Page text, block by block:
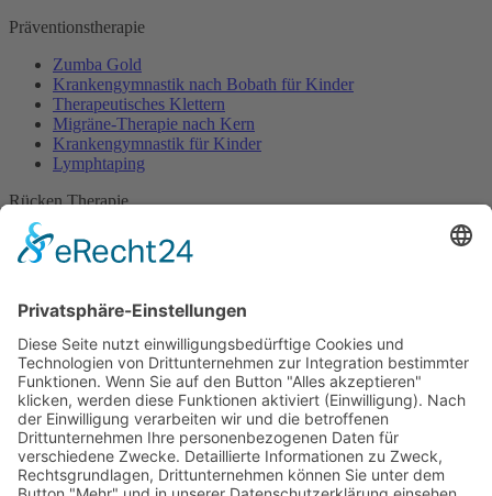
Präventionstherapie
Zumba Gold
Krankengymnastik nach Bobath für Kinder
Therapeutisches Klettern
Migräne-Therapie nach Kern
Krankengymnastik für Kinder
Lymphtaping
Rücken Therapie
Therapeutisches Klettern
Entspannungstraining
Zumba Gold
Rückbildungsgymnastik
Kinder Therapie
Krankengymnastik nach Vojta für Kinder
Krankengymnastik nach Bobath für Kinder
Krankengymnastik für Kinder
Therapeuten